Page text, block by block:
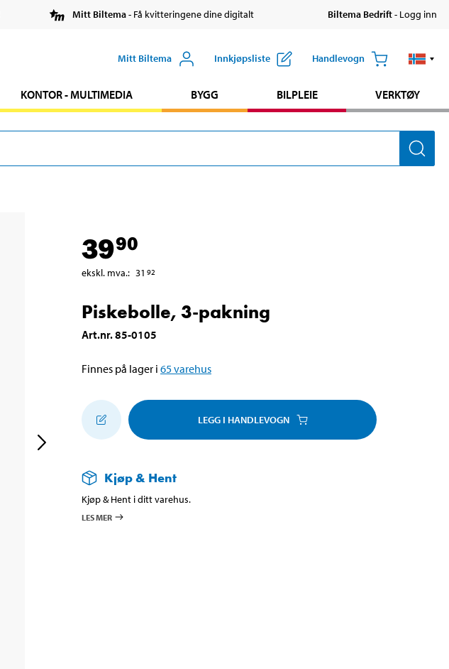
Mitt Biltema- Få kvitteringene dine digitalt Biltema Bedrift- Logg inn
Mitt Biltema Innkjøpsliste Handlevogn
KONTOR - MULTIMEDIA BYGG BILPLEIE VERKTØY
3990
ekskl. mva.: 31 92
Piskebolle, 3-pakning
Art.nr.85-0105
Finnes på lager i 65varehus
LEGG I HANDLEVOGN
Kjøp & Hent
Kjøp & Hent i ditt varehus.
LES MER